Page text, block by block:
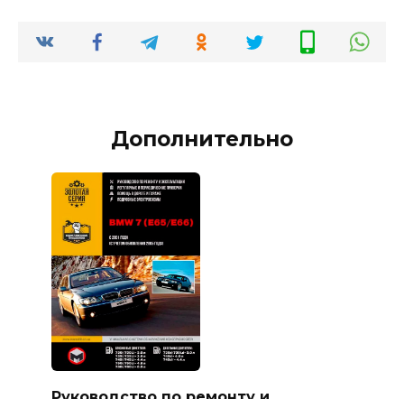
Дополнительно